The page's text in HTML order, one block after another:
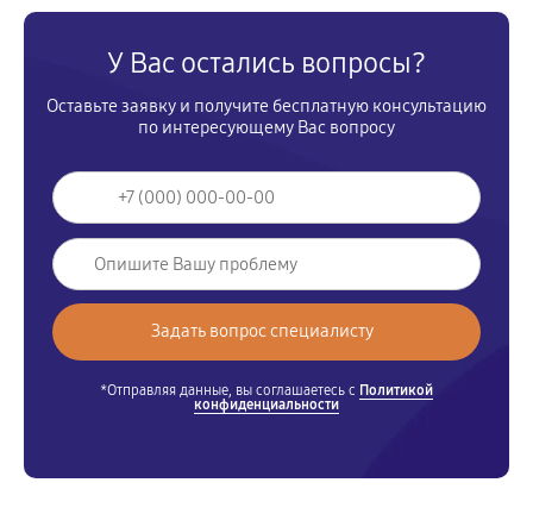
У Вас остались вопросы?
Оставьте заявку и получите бесплатную консультацию
по интересующему Вас вопросу
*Отправляя данные, вы соглашаетесь с Политикой
конфиденциальности